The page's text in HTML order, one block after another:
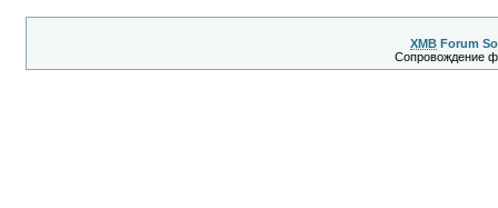
XMB Forum
Сопровождение